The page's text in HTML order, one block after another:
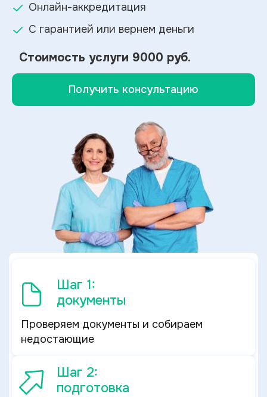
Онлайн-аккредитация
С гарантией или вернем деньги
Стоимость услуги 9000 руб.
Получить консультацию
Шаг 1:
документы
Проверяем документы и собираем
недостающие
Шаг 2:
подготовка